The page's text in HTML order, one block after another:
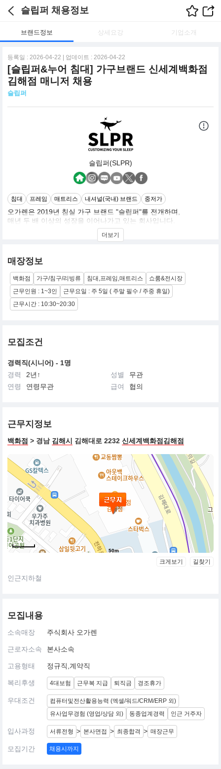
슬립퍼 채용정보
브랜드정보 상세요강 기업소개
등록일 : 2026-04-22 | 업데이트 : 2026-04-22
[슬립퍼&누어 침대] 가구브랜드 신세계백화점
김해점 매니저 채용
슬립퍼
슬립퍼(SLPR)
침대 프레임 매트리스 내셔널(국내) 브랜드 중저가
오가렌은 2019년 침실 가구 브랜드 "슬립퍼"를 전개하며,
매년 두 배 이상의 성장을 이어나가고 있는 회사입니다.
슬립퍼는 현대를 살아가는 다양한 인물들이 저마다의 체형과 수면
온전한 쉼을 누릴 수 있도록, 좋은 착와감과 아름다운 형태에 대해
부단히 연구하고 적용합니다.
우리는 나아가 몸의 곡선과 움직임을 이해한 매트리스 설계,
다양한 형태의 예술에서 영감을 받은 침대 디자인, 선별된 상질의 패
브릭을 사용해 만드는
우리의 맞춤가구를 통해 모든 이들의 침실 공간에 존재하고자 합니
더보기
매장정보
백화점 가구/침구/리빙류 침대,프레임,매트리스
쇼룸&전시장
근무인원 : 1~3인
근무요일 : 주 5일 ( 주말 필수 / 주중 휴일)
근무시간 : 10:30~20:30
모집조건
경력직(시니어) - 1명
경력
2년↑ 성별
무관
연령
연령무관 급여 협의
근무지정보
백화점 > 경남 김해시 김해대로 2232 신세계백화점김해점
50m
크게보기 길찾기
인근지하철
모집내용
소속매장 주식회사 오가렌
근로자소속 본사소속
고용형태 정규직,계약직
복리후생 4대보험 근무복 지급 퇴직금 경조휴가
우대조건
컴퓨터및전산활용능력 (엑셀/워드/CRM/ERP 외)
유사업무경험 (영업/상담 외)
동종업계경력 인근 거주자
입사과정 서류전형 > 본사면접 > 최종합격 > 매장근무
모집기간 채용시까지